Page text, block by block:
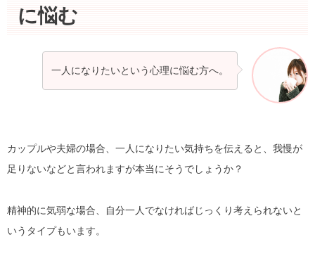
に悩む
一人になりたいという心理に悩む方へ。
カップルや夫婦の場合、一人になりたい気持ちを伝えると、我慢が
足りないなどと言われますが本当にそうでしょうか？
精神的に気弱な場合、自分一人でなければじっくり考えられないと
いうタイプもいます。